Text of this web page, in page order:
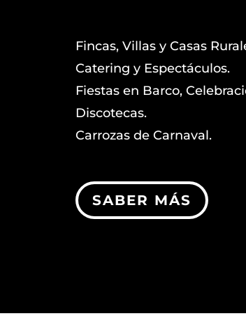
Fincas, Villas y Casas
Catering y Espectáculos.
Fiestas en Barco,
Discotecas.
Carrozas de Carnaval.
SABER MÁS